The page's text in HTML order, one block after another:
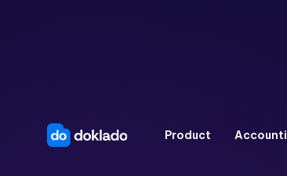
Product